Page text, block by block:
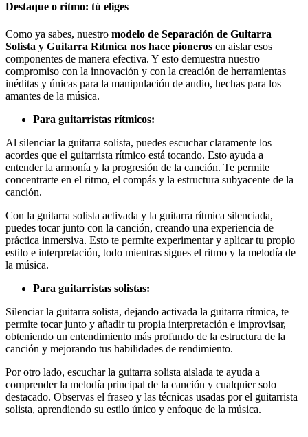
Destaque o ritmo: tú eliges
Como ya sabes, nuestro modelo de Separación de Guitarra
Solista y Guitarra Rítmica nos hace pioneros en aislar esos
componentes de manera efectiva. Y esto demuestra nuestro
compromiso con la innovación y con la creación de herramientas
inéditas y únicas para la manipulación de audio, hechas para los
amantes de la música.
Para guitarristas rítmicos:
Al silenciar la guitarra solista, puedes escuchar claramente los
acordes que el guitarrista rítmico está tocando. Esto ayuda a
entender la armonía y la progresión de la canción. Te permite
concentrarte en el ritmo, el compás y la estructura subyacente de la
canción.
Con la guitarra solista activada y la guitarra rítmica silenciada,
puedes tocar junto con la canción, creando una experiencia de
práctica inmersiva. Esto te permite experimentar y aplicar tu propio
estilo e interpretación, todo mientras sigues el ritmo y la melodía de
la música.
Para guitarristas solistas:
Silenciar la guitarra solista, dejando activada la guitarra rítmica, te
permite tocar junto y añadir tu propia interpretación e improvisar,
obteniendo un entendimiento más profundo de la estructura de la
canción y mejorando tus habilidades de rendimiento.
Por otro lado, escuchar la guitarra solista aislada te ayuda a
comprender la melodía principal de la canción y cualquier solo
destacado. Observas el fraseo y las técnicas usadas por el guitarrista
solista, aprendiendo su estilo único y enfoque de la música.